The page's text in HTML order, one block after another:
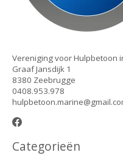
Vereniging voor Hulpbetoon
Graaf Jansdijk 1
8380 Zeebrugge
0408.953.978
Categorieën